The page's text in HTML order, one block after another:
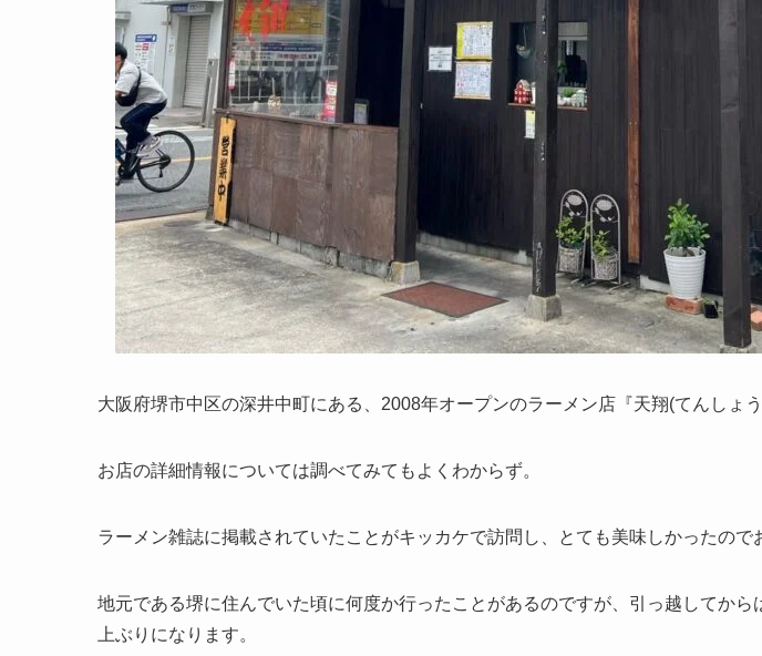
大阪府堺市中区の深井中町にある、2008年オープンのラーメン店『天翔(てんしょう
お店の詳細情報については調べてみてもよくわからず。
ラーメン雑誌に掲載されていたことがキッカケで訪問し、とても美味しかったので
地元である堺に住んでいた頃に何度か行ったことがあるのですが、引っ越してから
上ぶりになります。